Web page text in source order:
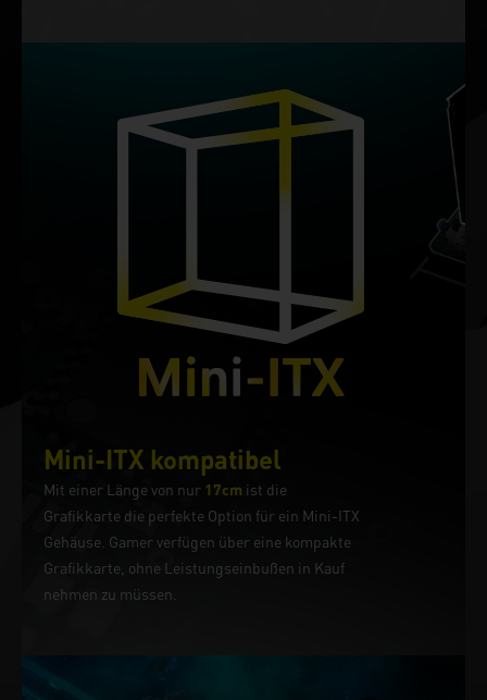
Mini-ITX kompatibel
Mit einer Länge von nur 17cm ist die
Grafikkarte die perfekte Option für ein Mini-ITX
Gehäuse. Gamer verfügen über eine kompakte
Grafikkarte, ohne Leistungseinbußen in Kauf
nehmen zu müssen.